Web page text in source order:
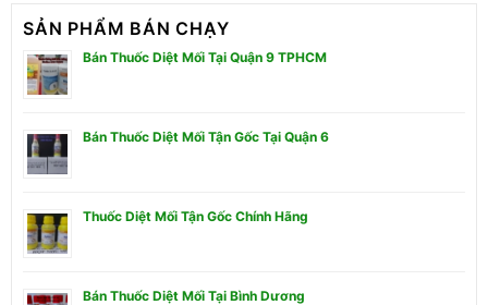
SẢN PHẨM BÁN CHẠY
Bán Thuốc Diệt Mối Tại Quận 9 TPHCM
Bán Thuốc Diệt Mối Tận Gốc Tại Quận 6
Thuốc Diệt Mối Tận Gốc Chính Hãng
Bán Thuốc Diệt Mối Tại Bình Dương